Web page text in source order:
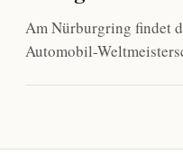
Am Nürburgring findet
Automobil-